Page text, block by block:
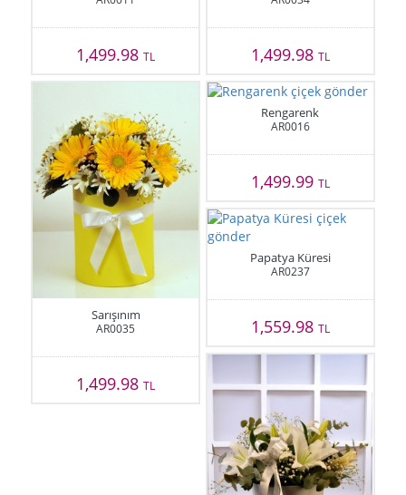
1,499.98TL 1,499.98 TL
Sarışınım
AR0035
1,499.98TL
Rengarenk
AR0016
1,499.99 TL
Papatya Küresi
AR0237
1,559.98 TL